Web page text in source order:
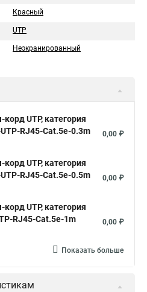
Красный
UTP
Неэкранированный
корд UTP, категория
RJ45-Cat.5e-0.3m
0,00 ₽
корд UTP, категория
RJ45-Cat.5e-0.5m
0,00 ₽
корд UTP, категория
RJ45-Cat.5e-1m
0,00 ₽
Показать больше